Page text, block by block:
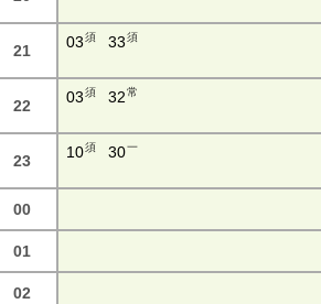
21 03須 33須
22 03須 32常
23 10須 30一
00
01
02